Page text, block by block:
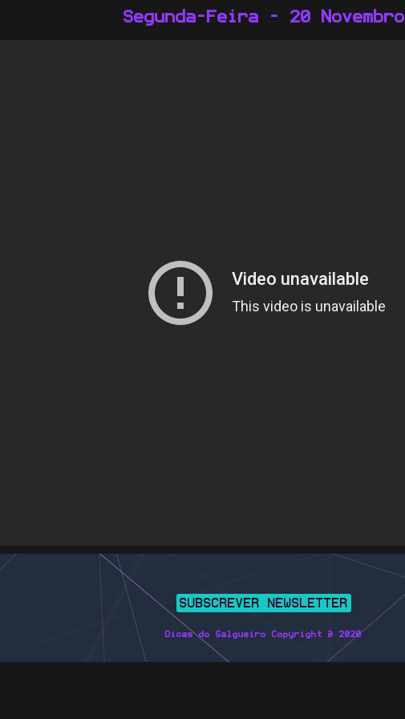
Segunda-Feira - 20 Novembro
SUBSCREVER NEWSLETTER
Dicas do Salgueiro Copyright © 2020